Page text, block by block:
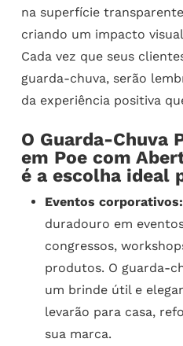
na superfície
criando um impacto
Cada vez que seus
guarda-chuva, serão
da experiência positiva
O Guarda-Chuva
em Poe com
é a escolha ideal
Eventos corporativos:
duradouro em
congressos,
produtos. O guarda-
um brinde útil e
levarão para casa,
sua marca.